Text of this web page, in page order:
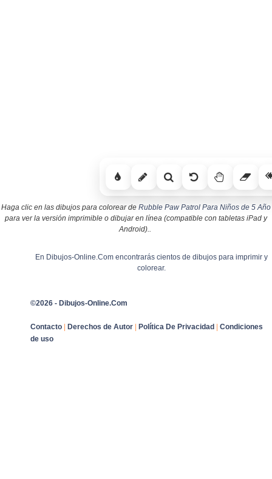
Haga clic en las dibujos para colorear de Rubble Paw Patrol Para Niños de 5 Año
para ver la versión imprimible o dibujar en línea (compatible con tabletas iPad y
Android)..
En Dibujos-Online.Com encontrarás cientos de dibujos para imprimir y
colorear.
©2026 - Dibujos-Online.Com
Contacto Derechos de Autor Política De Privacidad
Condiciones
de uso